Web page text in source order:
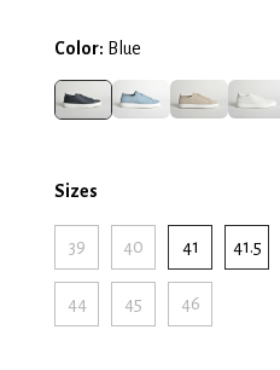
Color: Blue
Sizes
39 40 41 41.5
44 45 46